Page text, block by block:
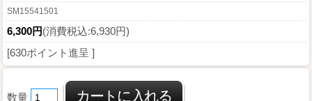
SM15541501
6,300円(消費税込:6,930円)
[630ポイント進呈 ]
数量